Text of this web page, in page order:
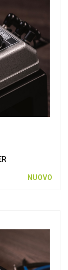
NUOVO